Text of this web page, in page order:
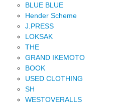
BLUE BLUE
Hender Scheme
J.PRESS
LOKSAK
THE
GRAND IKEMOTO
BOOK
USED CLOTHING
SH
WESTOVERALLS